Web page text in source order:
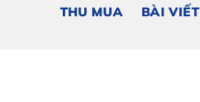
THU MUA BÀI VIẾT